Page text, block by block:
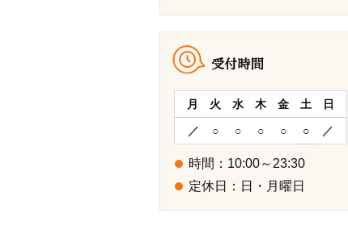
月 火 水 木 金 土 日
／ ○ ○ ○ ○ ○ ／
時間：10:00～23:30
定休日：日・月曜日